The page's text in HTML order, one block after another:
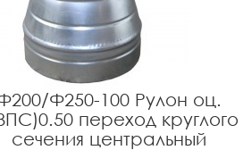
Ф250-100 Рулон оц.
переход круглого
сечения центральный